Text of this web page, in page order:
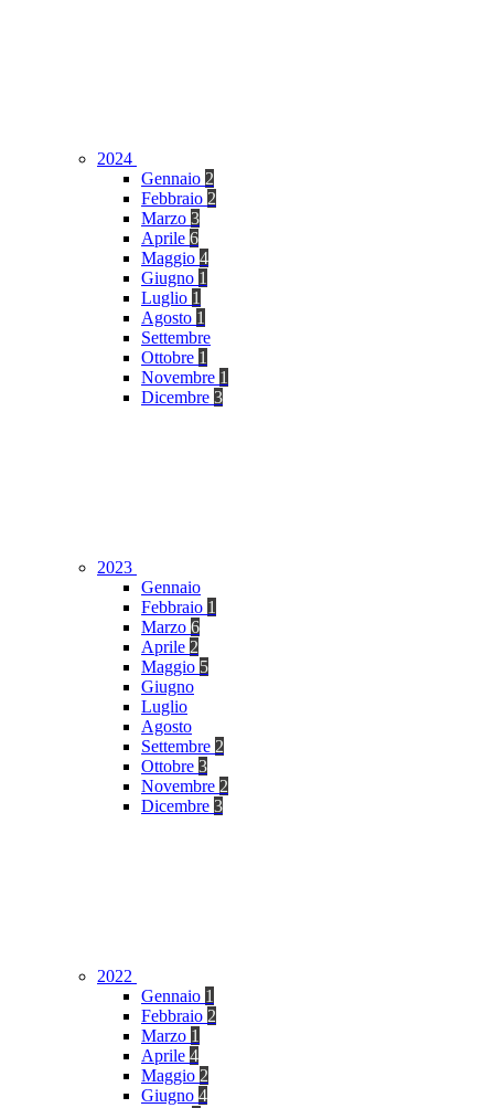
2024
Gennaio 2
Febbraio 2
Marzo 3
Aprile 6
Maggio 4
Giugno 1
Luglio 1
Agosto 1
Settembre
Ottobre 1
Novembre 1
Dicembre 3
2023
Gennaio
Febbraio 1
Marzo 6
Aprile 2
Maggio 5
Giugno
Luglio
Agosto
Settembre 2
Ottobre 3
Novembre 2
Dicembre 3
2022
Gennaio 1
Febbraio 2
Marzo 1
Aprile 4
Maggio 2
Giugno 4